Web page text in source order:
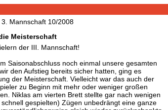
Meisterschaft
der III. Mannschaft!
Saisonabschluss noch einmal unsere gesamten
den Aufstieg bereits sicher hatten, ging es
der Meisterschaft. Vielleicht war das auch der
zu Beginn mit mehr oder weniger großen
Niklas am vierten Brett stellte gar nach wenigen
gespielten) Zügen unbedrängt eine ganze